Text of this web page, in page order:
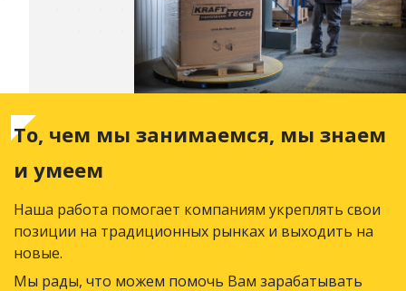
То, чем мы занимаемся, мы знаем
и умеем
Наша работа помогает компаниям укреплять свои
позиции на традиционных рынках и выходить на
новые.
Мы рады, что можем помочь Вам зарабатывать